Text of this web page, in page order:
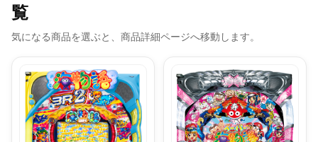
覧
気になる商品を選ぶと、商品詳細ページへ移動します。